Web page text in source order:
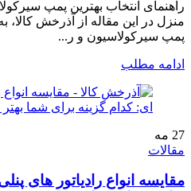
راهنمای انتخاب بهترین پمپ
منزل در این مقاله از آذرخش
پمپ سیرکولاسیون و ر...
ادامه مطلب
27 مه
مقالات
مقایسه انواع رادیاتور های